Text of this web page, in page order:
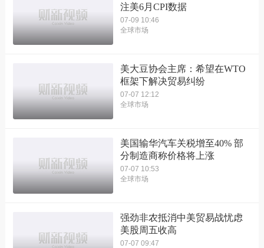
注美6月CPI数据
07-09 10:46
全球市场
美大豆协会主席：希望在WTO
框架下解决贸易纠纷
07-07 12:12
全球市场
美国输华汽车关税增至40% 部
分制造商称价格将上涨
07-07 10:53
全球市场
强劲非农抵消中美贸易战忧虑
美股周五收高
07-07 09:47